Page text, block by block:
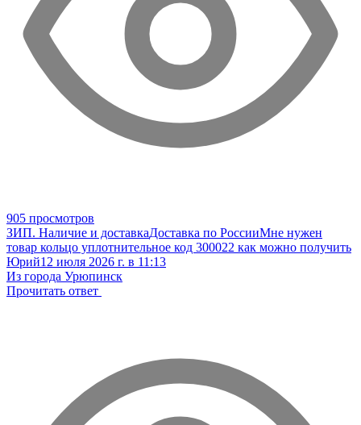
905 просмотров
ЗИП. Наличие и доставкаДоставка по РоссииМне нужен
товар кольцо уплотнительное код 300022 как можно получить
Юрий12 июля 2026 г. в 11:13
Из города Урюпинск
Прочитать ответ